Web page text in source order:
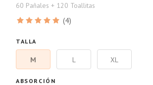
60 Pañales + 120 Toallitas
(4)
TALLA
M L XL
ABSORCIÓN